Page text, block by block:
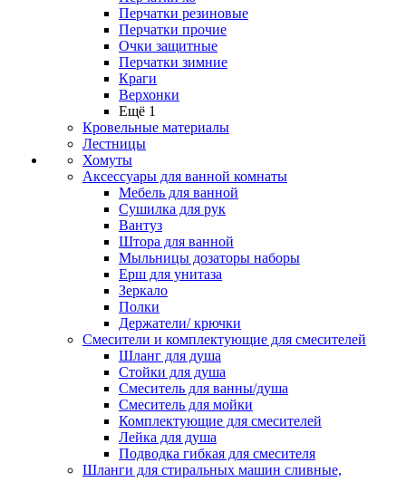
Перчатки резиновые
Перчатки прочие
Очки защитные
Перчатки зимние
Краги
Верхонки
Ещё 1
Кровельные материалы
Лестницы
Хомуты
Аксессуары для ванной комнаты
Мебель для ванной
Сушилка для рук
Вантуз
Штора для ванной
Мыльницы дозаторы наборы
Ерш для унитаза
Зеркало
Полки
Держатели/ крючки
Смесители и комплектующие для смесителей
Шланг для душа
Стойки для душа
Смеситель для ванны/душа
Смеситель для мойки
Комплектующие для смесителей
Лейка для душа
Подводка гибкая для смесителя
Шланги для стиральных машин сливные,